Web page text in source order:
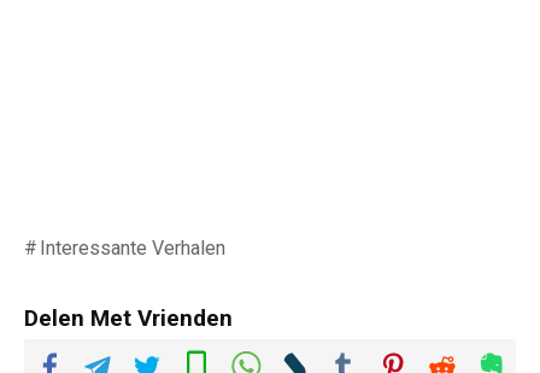
Interessante Verhalen
Delen Met Vrienden